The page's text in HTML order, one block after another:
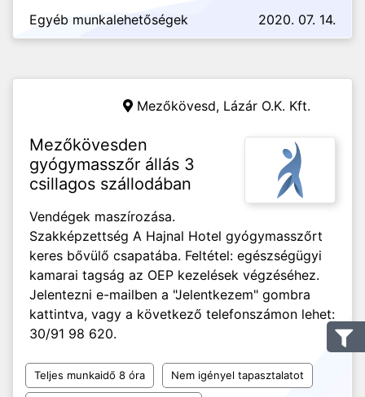
Egyéb munkalehetőségek 2020. 07. 14.
Mezőkövesd, Lázár O.K. Kft.
Mezőkövesden
gyógymasszőr állás 3
csillagos szállodában
Vendégek maszírozása.
Szakképzettség A Hajnal Hotel gyógymasszőrt
keres bővülő csapatába. Feltétel: egészségügyi
kamarai tagság az OEP kezelések végzéséhez.
Jelentezni e-mailben a "Jelentkezem" gombra
kattintva, vagy a következő telefonszámon lehet:
30/91 98 620.
Teljes munkaidő 8 óra Nem igényel tapasztalatot